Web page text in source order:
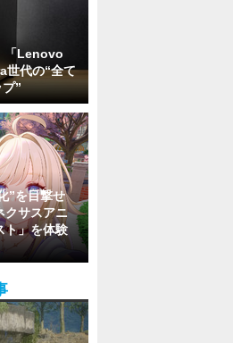
「Lenovo
代の“全て
”
”を目撃せ
クサスアニ
ト」を体験